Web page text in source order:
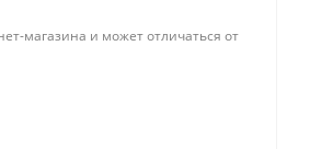
магазина и может отличаться от